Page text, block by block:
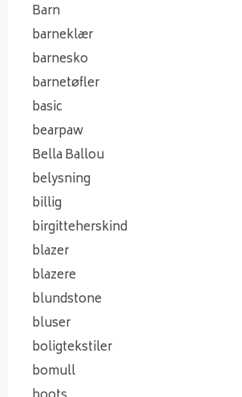
Barn
barneklær
barnesko
barnetøfler
basic
bearpaw
Bella Ballou
belysning
billig
birgitteherskind
blazer
blazere
blundstone
bluser
boligtekstiler
bomull